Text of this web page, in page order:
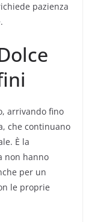
pazienza
arrivando fino
che continuano
È la
non hanno
per un
le proprie